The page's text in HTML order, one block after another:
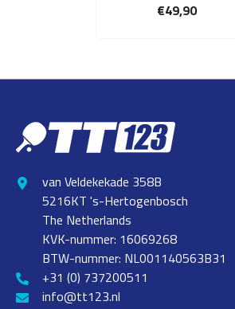
€49,90
van Veldekekade 358B
5216KT 's-Hertogenbosch
The Netherlands
KVK-nummer: 16069268
BTW-nummer: NL001140563B31
+31 (0) 737200511
info@tt123.nl